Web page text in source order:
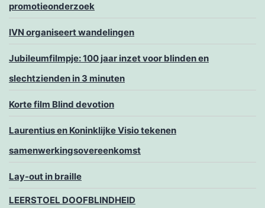
promotieonderzoek
IVN organiseert wandelingen
Jubileumfilmpje: 100 jaar inzet voor blinden en
slechtzienden in 3 minuten
Korte film Blind devotion
Laurentius en Koninklijke Visio tekenen
samenwerkingsovereenkomst
Lay-out in braille
LEERSTOEL DOOFBLINDHEID